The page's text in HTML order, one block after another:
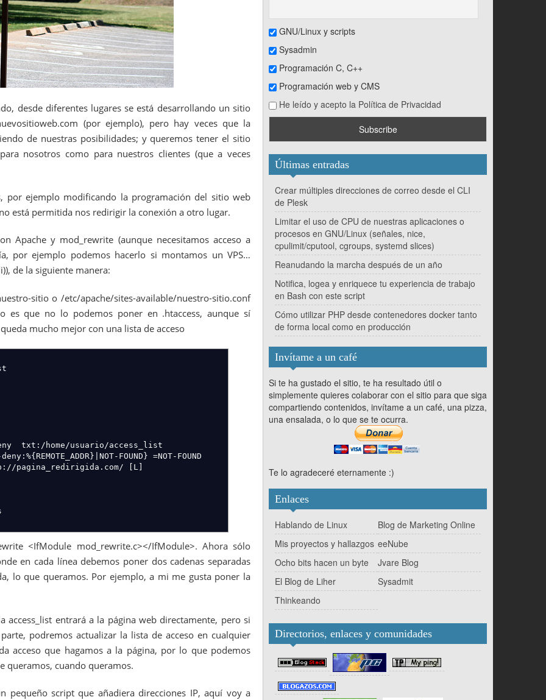
desde diferentes lugares se está desarrollando un sitio
(por ejemplo), pero hay veces que la
de nuestras posibilidades; y queremos tener el sitio
nosotros como para nuestros clientes (que a veces
por ejemplo modificando la programación del sitio web
está permitida nos redirigir la conexión a otro lugar.
Apache y mod_rewrite (aunque necesitamos acceso a
por ejemplo podemos hacerlo si montamos un VPS…
de la siguiente manera:
sitio o /etc/apache/sites-available/nuestro-sitio.conf
es que no lo podemos poner en .htaccess, aunque sí
mucho mejor con una lista de acceso
usuario/access_list
FOUND} =NOT-FOUND
[L]
MultiViews
<IfModule mod_rewrite.c></IfModule>. Ahora sólo
en cada línea debemos poner dos cadenas separadas
lo que queramos. Por ejemplo, a mi me gusta poner la
access_list entrará a la página web directamente, pero si
podremos actualizar la lista de acceso en cualquier
acceso que hagamos a la página, por lo que podemos
queramos, cuando queramos.
pequeño script que añadiera direcciones IP, aquí voy a
GNU/Linux y scripts
Sysadmin
Programación C, C++
Programación web y CMS
He leído y acepto la Política de Privacidad
Últimas entradas
Crear múltiples direcciones de correo desde el CLI
de Plesk
Limitar el uso de CPU de nuestras aplicaciones o
procesos en GNU/Linux (señales, nice,
cpulimit/cputool, cgroups, systemd slices)
Reanudando la marcha después de un año
Notifica, logea y enriquece tu experiencia de trabajo
en Bash con este script
Cómo utilizar PHP desde contenedores docker tanto
de forma local como en producción
Invítame a un café
Si te ha gustado el sitio, te ha resultado útil o
simplemente quieres colaborar con el sitio para que siga
compartiendo contenidos, invítame a un café, una pizza,
una ensalada, o lo que se te ocurra.
Te lo agradeceré eternamente :)
Enlaces
Hablando de Linux
Blog de Marketing Online
Mis proyectos y hallazgos eeNube
Ocho bits hacen un byte
Jvare Blog
El Blog de Liher
Sysadmit
Thinkeando
Directorios, enlaces y comunidades